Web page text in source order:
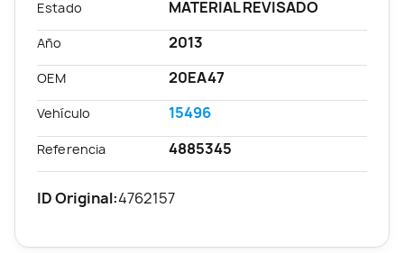
Estado MATERIAL REVISADO
Año 2013
OEM 20EA47
Vehículo 15496
Referencia 4885345
ID Original:4762157